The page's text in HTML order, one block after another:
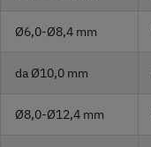
Ø6,0-Ø8,4 mm
da Ø10,0 mm
Ø8,0-Ø12,4 mm